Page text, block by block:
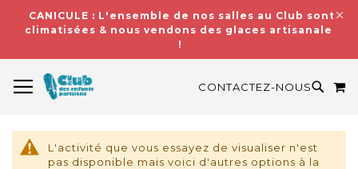
CANICULE : L'ensemble de nos salles au Club sont
climatisées & nous vendons des glaces artisanales
!
CONTACTEZ-NOUS
L'activité que vous essayez de visualiser n'est
pas disponible mais voici d'autres options à la